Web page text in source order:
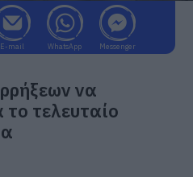
E-mail WhatsApp Messenger
να
τελευταίο